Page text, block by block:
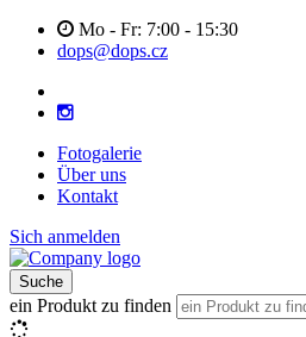
Mo - Fr: 7:00 - 15:30
dops@dops.cz
Fotogalerie
Über uns
Kontakt
Sich anmelden
Suche
ein Produkt zu finden